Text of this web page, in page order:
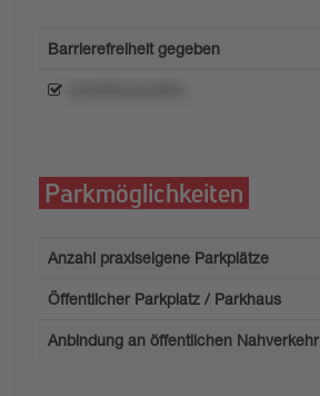
Barrierefreiheit gegeben
Parkmöglichkeiten
Anzahl praxiseigene Parkplätze
Öffentlicher Parkplatz / Parkhaus
Anbindung an öffentlichen Nahverkehr